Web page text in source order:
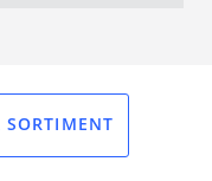
SORTIMENT